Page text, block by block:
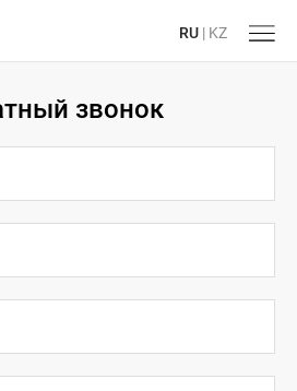
RU | KZ
звонок